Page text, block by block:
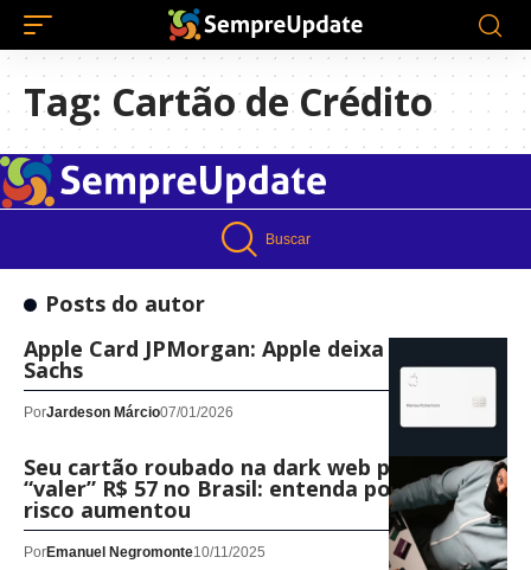
Tag: Cartão de Crédito
Buscar
Posts do autor
Apple Card JPMorgan: Apple deixa Goldman
Sachs
PorJardeson Márcio07/01/2026
Seu cartão roubado na dark web pode
“valer” R$ 57 no Brasil: entenda por que o
risco aumentou
PorEmanuel Negromonte10/11/2025